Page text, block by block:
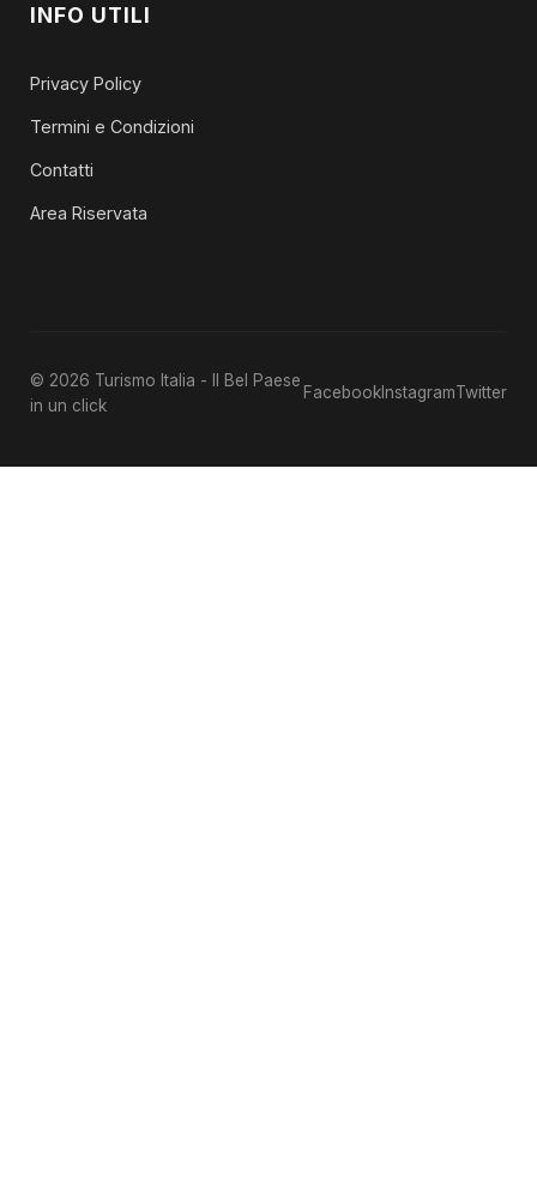
INFO UTILI
Privacy Policy
Termini e Condizioni
Contatti
Area Riservata
© 2026 Turismo Italia - Il Bel Paese
in un click
Facebook InstagramTwitter